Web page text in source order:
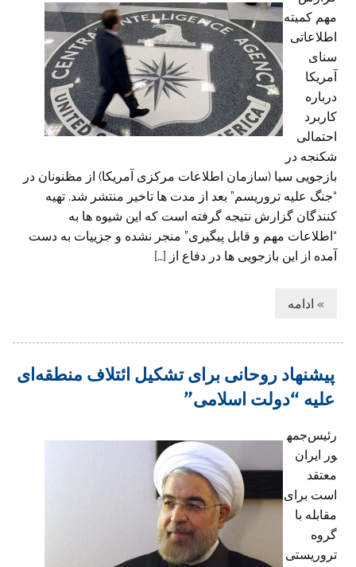
مهم کمیته
اطلاعاتی
سنای
آمریکا
درباره
کاربرد
احتمالی
شکنجه در
بازجویی سیا (سازمان اطلاعات مرکزی آمریکا) از مظنونان در
“جنگ علیه تروریسم” بعد از مدت ها تاخیر منتشر شد. تهیه
کنندگان گزارش نتیجه گرفته است که این شیوه ها به
“اطلاعات مهم و قابل پیگیری” منجر نشده و جزییات به دست
آمده از این بازجویی ها در دفاع از […]
» ادامه
پیشنهاد روحانی برای تشکیل ائتلاف منطقه‌ای
علیه “دولت اسلامی”
رئیس‌جمه
ور ایران
معتقد
است برای
مقابله با
گروه
تروریستی